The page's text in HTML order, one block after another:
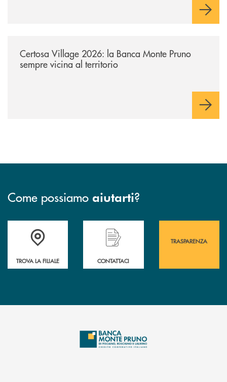
Certosa Village 2026: la Banca Monte Pruno
sempre vicina al territorio
Come possiamo aiutarti?
Accedi all' elenco completo&nbsp; delle&nbsp; filiali&nbsp; di Banca
TROVA LA FILIALE
Hai bisogno di assistenza immediata?
CONTATTACI
TRASPARENZA